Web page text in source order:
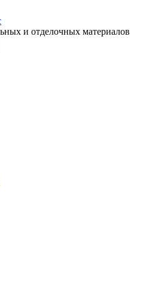
и отделочных материалов